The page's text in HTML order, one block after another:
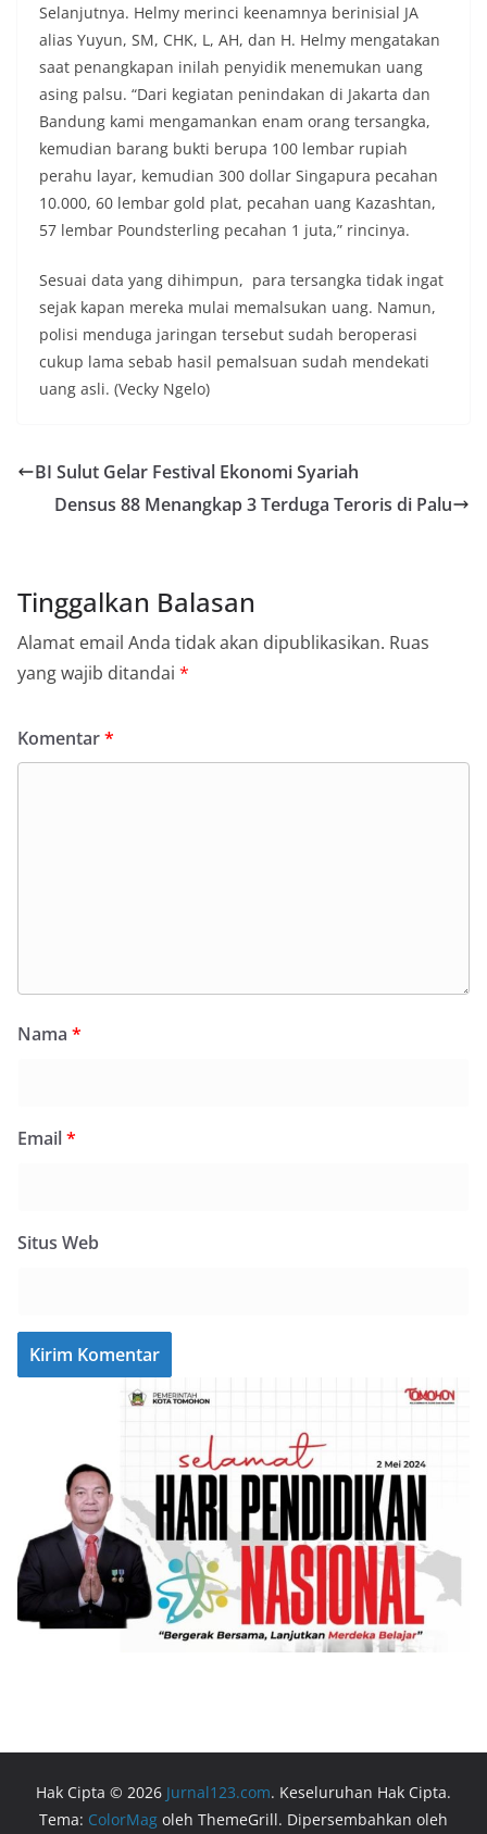
Selanjutnya. Helmy merinci keenamnya berinisial JA
alias Yuyun, SM, CHK, L, AH, dan H. Helmy mengatakan
saat penangkapan inilah penyidik menemukan uang
asing palsu. “Dari kegiatan penindakan di Jakarta dan
Bandung kami mengamankan enam orang tersangka,
kemudian barang bukti berupa 100 lembar rupiah
perahu layar, kemudian 300 dollar Singapura pecahan
10.000, 60 lembar gold plat, pecahan uang Kazashtan,
57 lembar Poundsterling pecahan 1 juta,” rincinya.
Sesuai data yang dihimpun, para tersangka tidak ingat
sejak kapan mereka mulai memalsukan uang. Namun,
polisi menduga jaringan tersebut sudah beroperasi
cukup lama sebab hasil pemalsuan sudah mendekati
uang asli. (Vecky Ngelo)
BI Sulut Gelar Festival Ekonomi Syariah
Densus 88 Menangkap 3 Terduga Teroris di Palu
Tinggalkan Balasan
Alamat email Anda tidak akan dipublikasikan. Ruas
yang wajib ditandai *
Komentar*
Nama *
Email*
Situs Web
Hak Cipta © 2026 Jurnal123.com. Keseluruhan Hak Cipta.
Tema: ColorMag oleh ThemeGrill. Dipersembahkan oleh